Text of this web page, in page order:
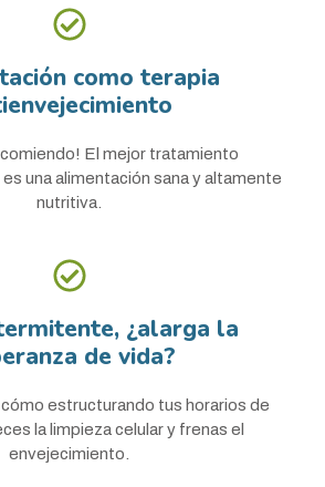
como terapia
El mejor tratamiento
una alimentación sana y altamente
nutritiva.
¿alarga la
de vida?
estructurando tus horarios de
la limpieza celular y frenas el
envejecimiento.